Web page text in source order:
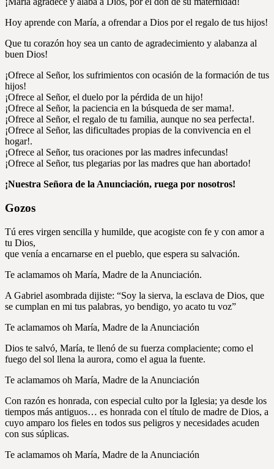
Hoy aprende con María, a ofrendar a Dios por el regalo de tus hijos!
Que tu corazón hoy sea un canto de agradecimiento y alabanza al
buen Dios!
¡Ofrece al Señor, los sufrimientos con ocasión de la formación de tus
hijos!
¡Ofrece al Señor, el duelo por la pérdida de un hijo!
¡Ofrece al Señor, la paciencia en la búsqueda de ser mama!.
¡Ofrece al Señor, el regalo de tu familia, aunque no sea perfecta!.
¡Ofrece al Señor, las dificultades propias de la convivencia en el
hogar!.
¡Ofrece al Señor, tus oraciones por las madres infecundas!
¡Ofrece al Señor, tus plegarias por las madres que han abortado!
¡Nuestra Señora de la Anunciación, ruega por nosotros!
Gozos
Tú eres virgen sencilla y humilde, que acogiste con fe y con amor a
tu Dios,
que venía a encarnarse en el pueblo, que espera su salvación.
Te aclamamos oh María, Madre de la Anunciación.
A Gabriel asombrada dijiste: “Soy la sierva, la esclava de Dios, que
se cumplan en mi tus palabras, yo bendigo, yo acato tu voz”
Te aclamamos oh María, Madre de la Anunciación
Dios te salvó, María, te llenó de su fuerza complaciente; como el
fuego del sol llena la aurora, como el agua la fuente.
Te aclamamos oh María, Madre de la Anunciación
Con razón es honrada, con especial culto por la Iglesia; ya desde los
tiempos más antiguos… es honrada con el título de madre de Dios, a
cuyo amparo los fieles en todos sus peligros y necesidades acuden
con sus súplicas.
Te aclamamos oh María, Madre de la Anunciación